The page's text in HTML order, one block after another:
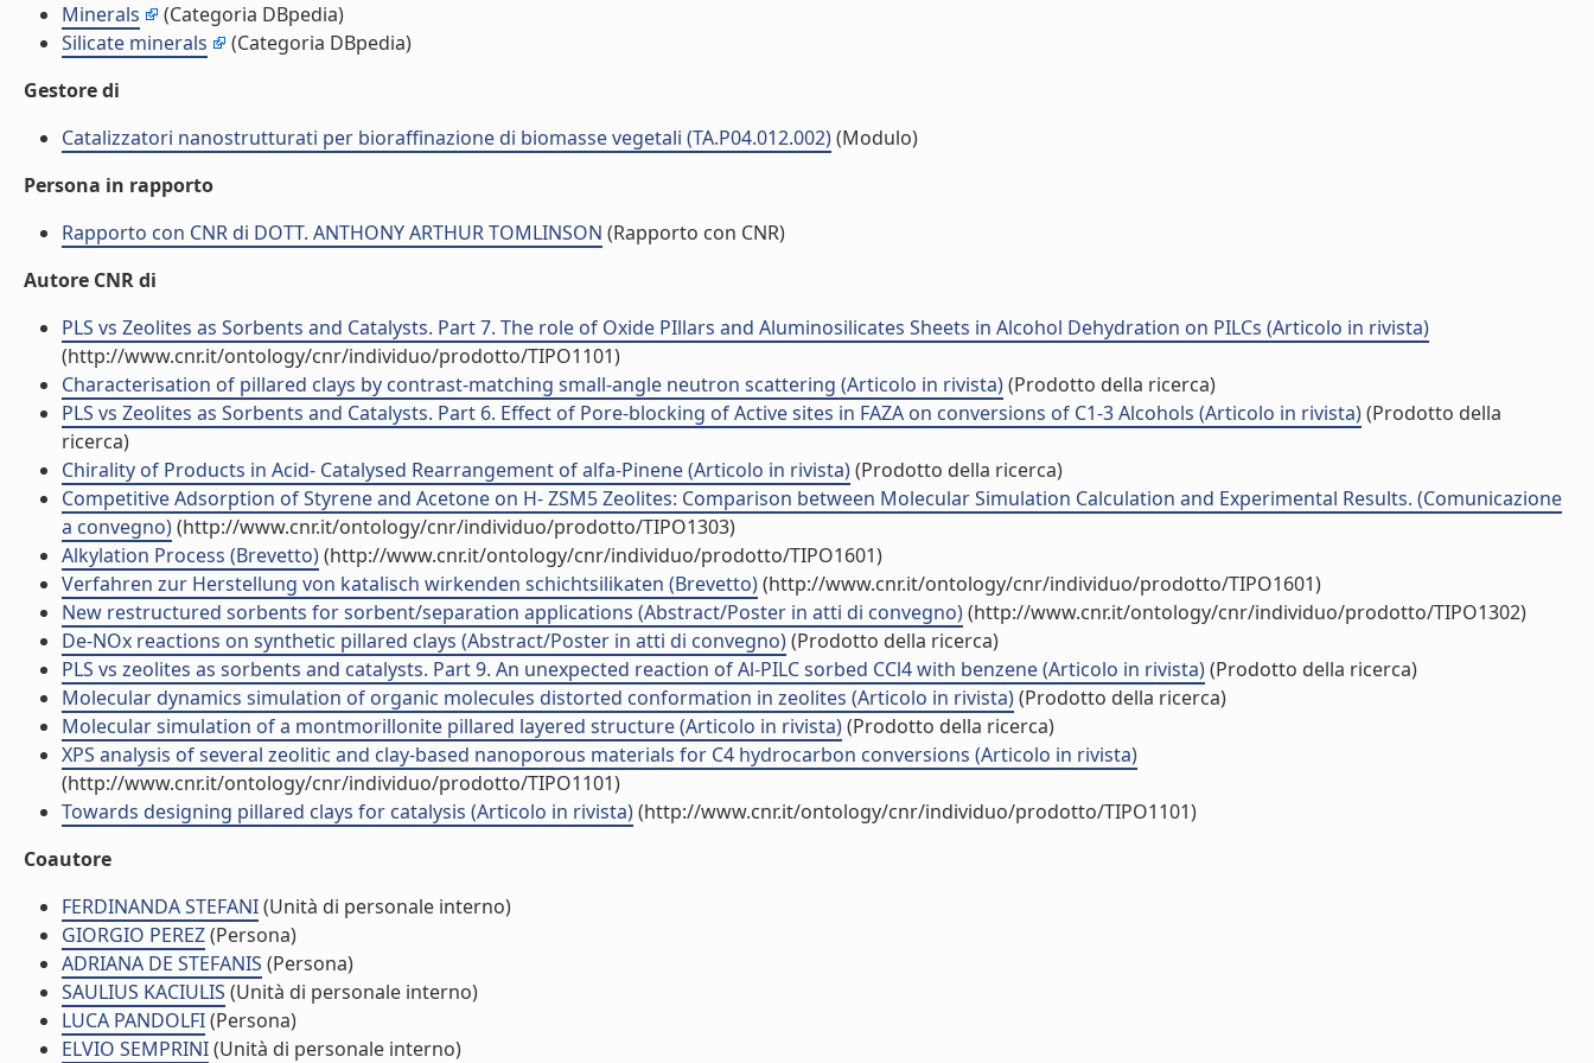
Minerals
(Categoria DBpedia)
Silicate minerals
(Categoria DBpedia)
Gestore di
Catalizzatori nanostrutturati per bioraffinazione di biomasse vegetali (TA.P04.012.002)(Modulo)
Persona in rapporto
Rapporto con CNR di DOTT. ANTHONY ARTHUR TOMLINSON (Rapporto con CNR)
Autore CNR di
PLS vs Zeolites as Sorbents and Catalysts. Part 7. The role of Oxide PIllars and Aluminosilicates Sheets in Alcohol Dehydration on PILCs (Articolo in rivista)
(http://www.cnr.it/ontology/cnr/individuo/prodotto/TIPO1101)
Characterisation of pillared clays by contrast-matching small-angle neutron scattering (Articolo in rivista)(Prodotto della ricerca)
PLS vs Zeolites as Sorbents and Catalysts. Part 6. Effect of Pore-blocking of Active sites in FAZA on conversions of C1-3 Alcohols (Articolo in rivista)(Prodotto della
ricerca)
Chirality of Products in Acid- Catalysed Rearrangement of alfa-Pinene (Articolo in rivista)(Prodotto della ricerca)
Competitive Adsorption of Styrene and Acetone on H- ZSM5 Zeolites: Comparison between Molecular Simulation Calculation and Experimental Results. (Comunicazione
a convegno)(http://www.cnr.it/ontology/cnr/individuo/prodotto/TIPO1303)
Alkylation Process (Brevetto)(http://www.cnr.it/ontology/cnr/individuo/prodotto/TIPO1601)
Verfahren zur Herstellung von katalisch wirkenden schichtsilikaten (Brevetto)(http://www.cnr.it/ontology/cnr/individuo/prodotto/TIPO1601)
New restructured sorbents for sorbent/separation applications (Abstract/Poster in atti di convegno)(http://www.cnr.it/ontology/cnr/individuo/prodotto/TIPO1302)
De-NOx reactions on synthetic pillared clays (Abstract/Poster in atti di convegno)(Prodotto della ricerca)
PLS vs zeolites as sorbents and catalysts. Part 9. An unexpected reaction of Al-PILC sorbed CCl4 with benzene (Articolo in rivista)(Prodotto della ricerca)
Molecular dynamics simulation of organic molecules distorted conformation in zeolites (Articolo in rivista)(Prodotto della ricerca)
Molecular simulation of a montmorillonite pillared layered structure (Articolo in rivista)(Prodotto della ricerca)
XPS analysis of several zeolitic and clay-based nanoporous materials for C4 hydrocarbon conversions (Articolo in rivista)
(http://www.cnr.it/ontology/cnr/individuo/prodotto/TIPO1101)
Towards designing pillared clays for catalysis (Articolo in rivista)(http://www.cnr.it/ontology/cnr/individuo/prodotto/TIPO1101)
Coautore
FERDINANDA STEFANI(Unità di personale interno)
GIORGIO PEREZ(Persona)
ADRIANA DE STEFANIS (Persona)
SAULIUS KACIULIS (Unità di personale interno)
LUCA PANDOLFI(Persona)
ELVIO SEMPRINI(Unità di personale interno)